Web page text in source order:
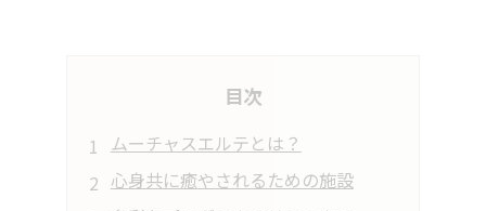
目次
ムーチャスエルテとは？
心身共に癒やされるための施設